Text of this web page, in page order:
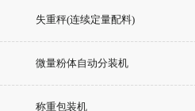
失重秤(连续定量配料)
微量粉体自动分装机
称重包装机